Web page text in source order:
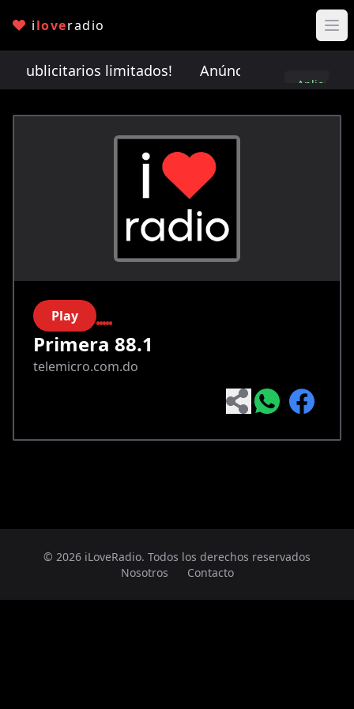
iloveradio
publicitarios limitados!Anúnciate con nosotros.
Aplica
Play
Primera 88.1
telemicro.com.do
© 2026 iLoveRadio. Todos los derechos reservados
Nosotros
Contacto